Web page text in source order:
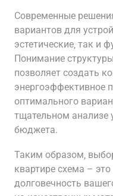
Современные
вариантов для
эстетические‚ так и
Понимание
позволяет создать
энергоэффективное
оптимального
тщательном анализе
бюджета.
Таким образом‚
квартире схема –
долговечность